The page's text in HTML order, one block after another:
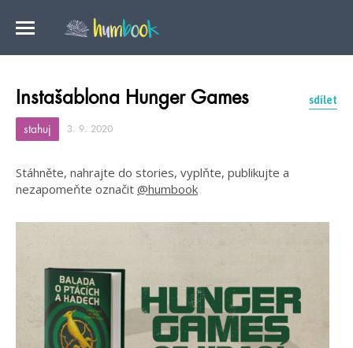
Instašablona Hunger Games sdílet
stahuj 3. 9. 2020
Stáhněte, nahrajte do stories, vyplňte, publikujte a
nezapomeňte označit @humbook